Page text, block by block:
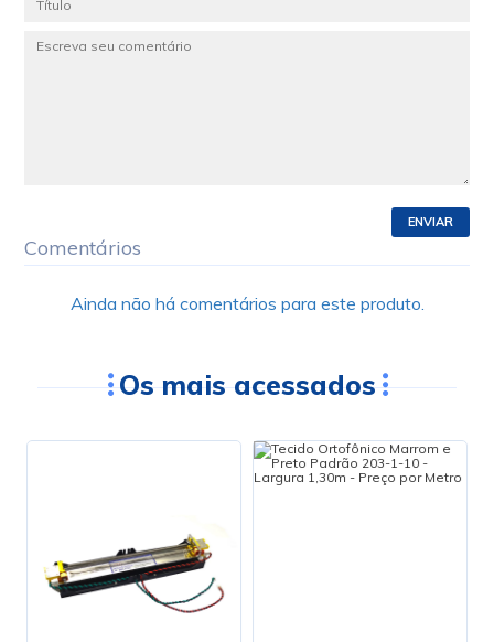
ENVIAR
Comentários
Ainda não há comentários para este produto.
Os mais acessados